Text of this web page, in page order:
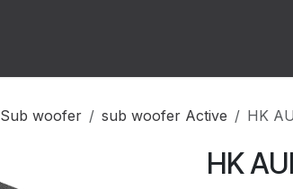
Sub woofer sub woofer Active HK
HK